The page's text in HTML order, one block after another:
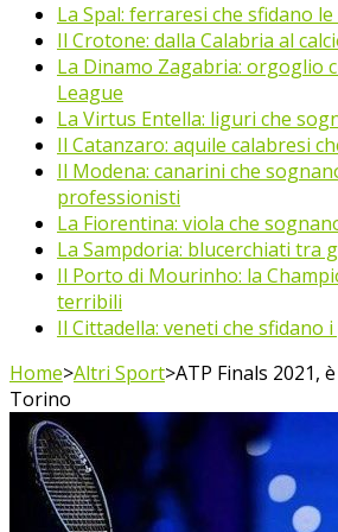
La Spal: ferraresi che sfidano
Il Crotone: dalla Calabria al
La Dinamo Zagabria: orgoglio
League
La Virtus Entella: liguri che
Il Catanzaro: aquile calabresi
Il Modena: canarini che
professionisti
La Fiorentina: viola che
La Sampdoria: blucerchiati tra
Il Porto di Mourinho: la
terribili
Il Cittadella: veneti che sfidano
Home>Altri Sport>ATP Finals 2021,
Torino